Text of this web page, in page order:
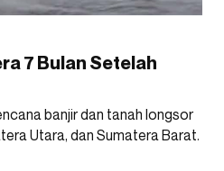
7 Bulan Setelah
banjir dan tanah longsor
Utara, dan Sumatera Barat.